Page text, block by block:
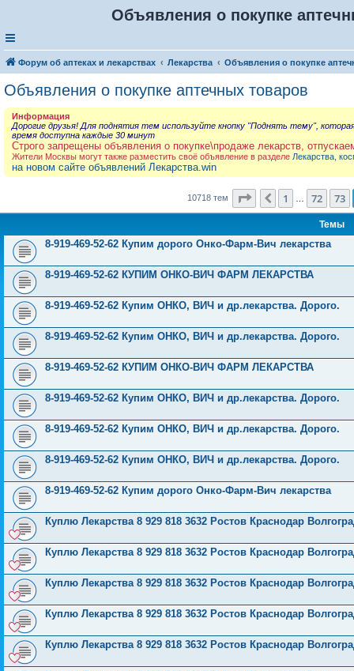
Объявления о покупке
Форум об аптеках и лекарствах Лекарства Объявления о покупке
Объявления о покупке аптечных товаров
Информация
Дорогие друзья! Для поднятия тем используйте кнопку "Поднять тему",
время доступна каждые 30 минут
Строго запрещены объявления о покупке\продаже лекарств,
Жители Москвы могут также разместить своё объявление в разделе Лекарства,
на новом сайте объявлений Лекарства.win
10718 тем Страница 74из 429
Пред.
1 72 73
Темы
8-919-469-52-62 Купим дорого Онко-Фарм-Вич лекарства
8-919-469-52-62 КУПИМ ОНКО-ВИЧ ФАРМ ЛЕКАРСТВА
8-919-469-52-62 Купим ОНКО, ВИЧ и др.лекарства. Дорого.
8-919-469-52-62 Купим ОНКО, ВИЧ и др.лекарства. Дорого.
8-919-469-52-62 КУПИМ ОНКО-ВИЧ ФАРМ ЛЕКАРСТВА
8-919-469-52-62 Купим ОНКО, ВИЧ и др.лекарства. Дорого.
8-919-469-52-62 Купим ОНКО, ВИЧ и др.лекарства. Дорого.
8-919-469-52-62 Купим ОНКО, ВИЧ и др.лекарства. Дорого.
8-919-469-52-62 Купим дорого Онко-Фарм-Вич лекарства
Куплю Лекарства 8 929 818 3632 Ростов Краснодар
Куплю Лекарства 8 929 818 3632 Ростов Краснодар
Куплю Лекарства 8 929 818 3632 Ростов Краснодар
Куплю Лекарства 8 929 818 3632 Ростов Краснодар
Куплю Лекарства 8 929 818 3632 Ростов Краснодар